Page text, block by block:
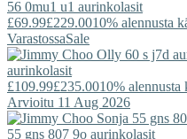
56 0mu1 u1 aurinkolasit
£69.99£229.0010% alennusta
VarastossaSale
aurinkolasit
£109.99£235.0010%
Arvioitu 11 Aug 2026
55 gns 807 9o aurinkolasit